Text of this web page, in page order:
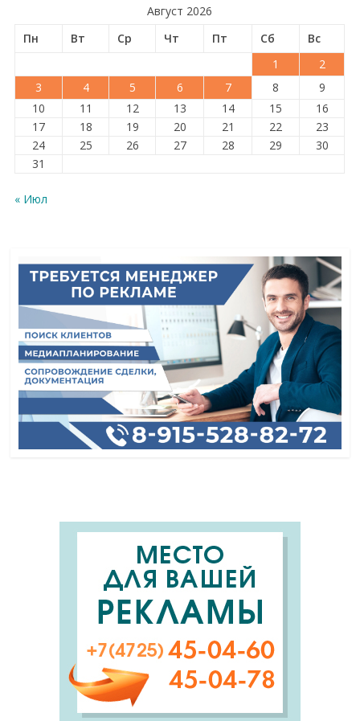
Август 2026
Пн
Вт Ср Чт Пт Сб
Вс
1
2
3
4 5 6 7 8
9
10
11 12 13 14 15
16
17
18 19 20 21 22
23
24
25 26 27 28 29
30
31
« Июл